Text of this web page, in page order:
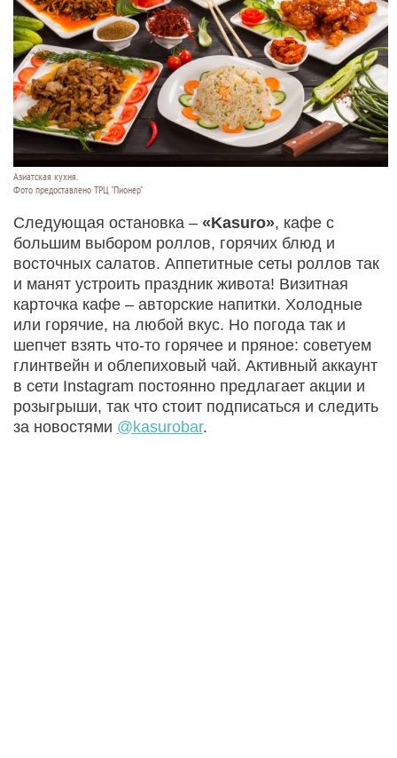
Азиатская кухня.
Фото предоставлено ТРЦ "Пионер"
Следующая остановка – «Kasuro», кафе с
большим выбором роллов, горячих блюд и
восточных салатов. Аппетитные сеты роллов так
и манят устроить праздник живота! Визитная
карточка кафе – авторские напитки. Холодные
или горячие, на любой вкус. Но погода так и
шепчет взять что-то горячее и пряное: советуем
глинтвейн и облепиховый чай. Активный аккаунт
в сети Instagram постоянно предлагает акции и
розыгрыши, так что стоит подписаться и следить
за новостями @kasurobar.